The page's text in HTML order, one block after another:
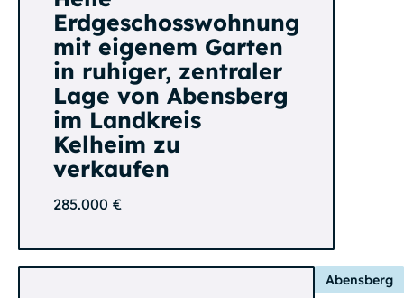
Erdgeschosswohnung
mit eigenem Garten
in ruhiger, zentraler
Lage von Abensberg
im Landkreis
Kelheim zu
verkaufen
285.000 €
Abensberg